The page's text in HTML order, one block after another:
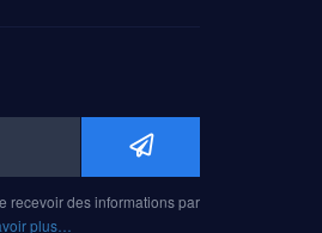
Ski freeride 2019
Ski freestyle 2019
Ski AM 2019
recevoir des informations par
plus…